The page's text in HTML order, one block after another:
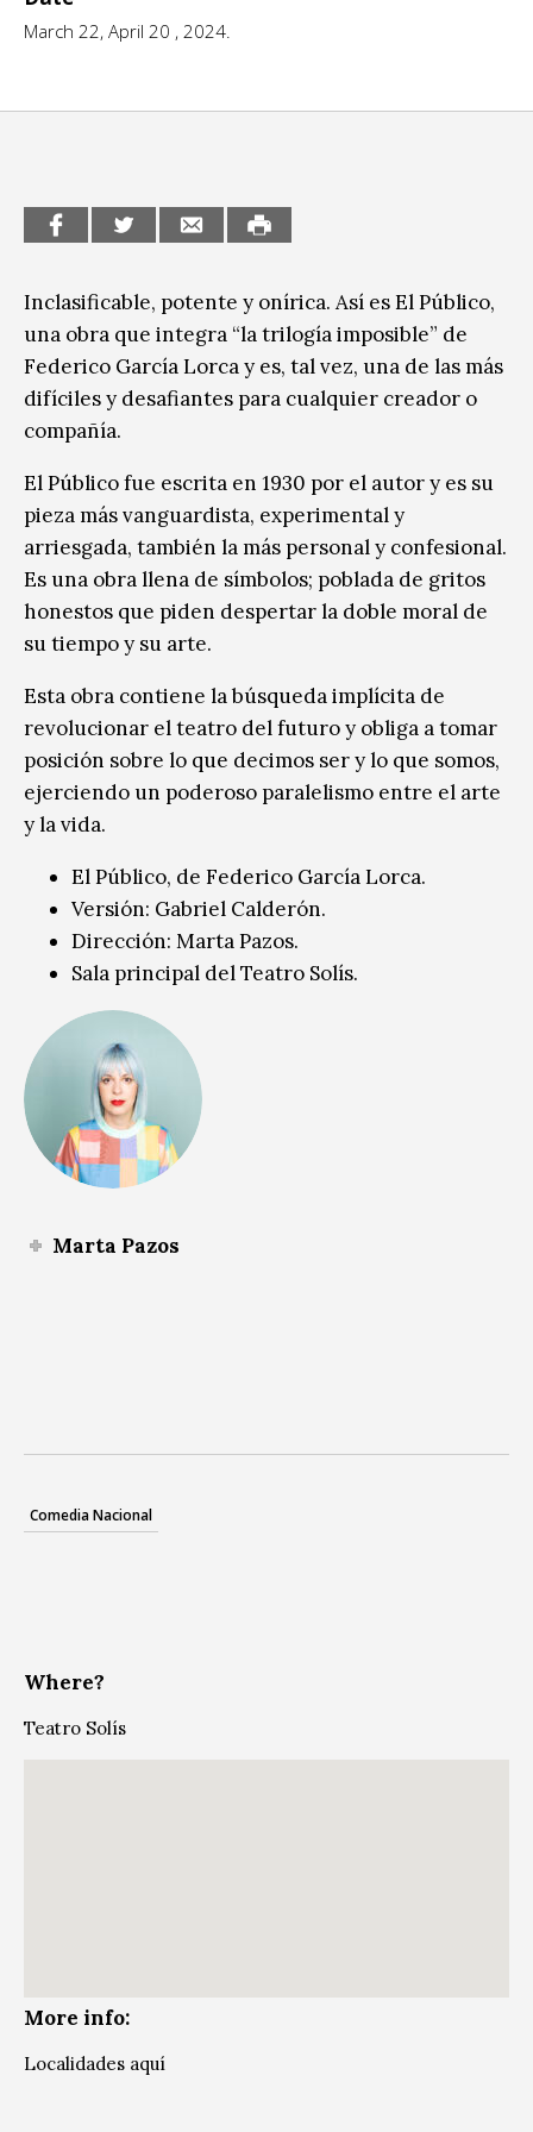
CCE en el interior/libros
Formación
Infantil y Juvenil
Medio Ambiente
Música
Sin categoría
March 22, April 20 , 2024.
Inclasificable, potente y onírica. Así es El Público,
una obra que integra “la trilogía imposible” de
Federico García Lorca y es, tal vez, una de las más
difíciles y desafiantes para cualquier creador o
compañía.
El Público fue escrita en 1930 por el autor y es su
pieza más vanguardista, experimental y
arriesgada, también la más personal y confesional.
Es una obra llena de símbolos; poblada de gritos
honestos que piden despertar la doble moral de
su tiempo y su arte.
Esta obra contiene la búsqueda implícita de
revolucionar el teatro del futuro y obliga a tomar
posición sobre lo que decimos ser y lo que somos,
ejerciendo un poderoso paralelismo entre el arte
y la vida.
El Público, de Federico García Lorca.
Versión: Gabriel Calderón.
Dirección: Marta Pazos.
Sala principal del Teatro Solís.
Marta Pazos
Comedia Nacional
Where?
Teatro Solís
More info:
Localidades aquí